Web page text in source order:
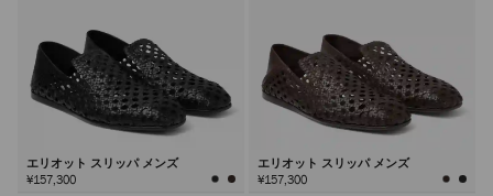
エリオット スリッパ メンズ
¥157,300
エリオット スリッパ メンズ
¥157,300